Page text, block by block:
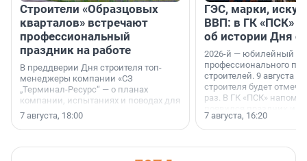
Строители «Образцовых
кварталов» встречают
профессиональный
праздник на работе
В преддверии Дня строителя топ-
менеджеры компании «СЗ
„Терминал-Ресурс“ — о планах
компании, испытаниях и поводах для
осторожного оптимизма.
7 августа, 18:00
ГЭС, марки,
ВВП: в ГК «ПСК»
об истории Дня
2026-й — юбилейный
профессионального
строителей. 9 августа
строителя будет
раз. В ГК «ПСК»
поменялась роль
7 августа, 16:20